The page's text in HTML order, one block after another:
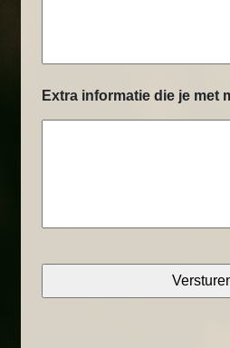
Extra informatie die je met